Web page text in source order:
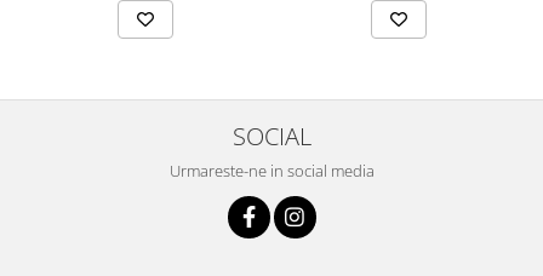
SOCIAL
Urmareste-ne in social media